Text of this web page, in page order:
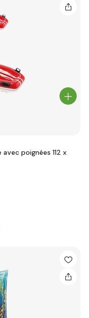
poignées 112 x